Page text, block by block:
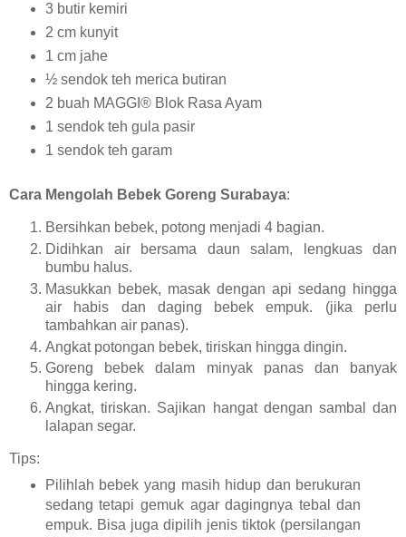
3 butir kemiri
2 cm kunyit
1 cm jahe
½ sendok teh merica butiran
2 buah MAGGI® Blok Rasa Ayam
1 sendok teh gula pasir
1 sendok teh garam
Cara Mengolah Bebek Goreng Surabaya:
Bersihkan bebek, potong menjadi 4 bagian.
Didihkan air bersama daun salam, lengkuas dan
bumbu halus.
Masukkan bebek, masak dengan api sedang hingga
air habis dan daging bebek empuk. (jika perlu
tambahkan air panas).
Angkat potongan bebek, tiriskan hingga dingin.
Goreng bebek dalam minyak panas dan banyak
hingga kering.
Angkat, tiriskan. Sajikan hangat dengan sambal dan
lalapan segar.
Tips:
Pilihlah bebek yang masih hidup dan berukuran
sedang tetapi gemuk agar dagingnya tebal dan
empuk. Bisa juga dipilih jenis tiktok (persilangan